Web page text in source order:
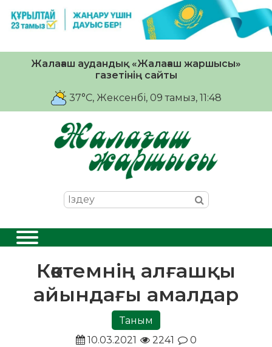
Жалағаш аудандық «Жалағаш жаршысы»
газетінің сайты
37°C, Жексенбі, 09 тамыз, 11:48
Көктемнің алғашқы
айындағы амалдар
Таным
10.03.2021
2241 0